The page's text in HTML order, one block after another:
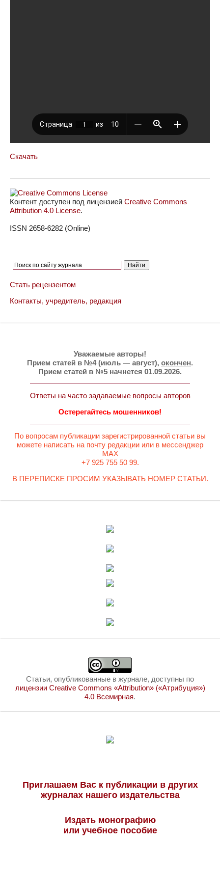
Скачать
Контент доступен под лицензией Creative Commons
Attribution 4.0 License.
ISSN 2658-6282 (Online)
Стать рецензентом
Контакты, учредитель, редакция
Уважаемые авторы!
Прием статей в №4 (июль — август), окончен.
Прием статей в №5 начнется 01.09.2026.
Ответы на часто задаваемые вопросы авторов
Остерегайтесь мошенников!
По вопросам публикации зарегистрированной статьи вы
можете написать на почту редакции или в мессенджер
MAX
+7 925 755 50 99.
В ПЕРЕПИСКЕ ПРОСИМ УКАЗЫВАТЬ НОМЕР СТАТЬИ.
Статьи, опубликованные в журнале, доступны по
лицензии Creative Commons «Attribution» («Атрибуция»)
4.0 Всемирная.
Приглашаем Вас к публикации в других
журналах нашего издательства
Издать монографию
или учебное пособие